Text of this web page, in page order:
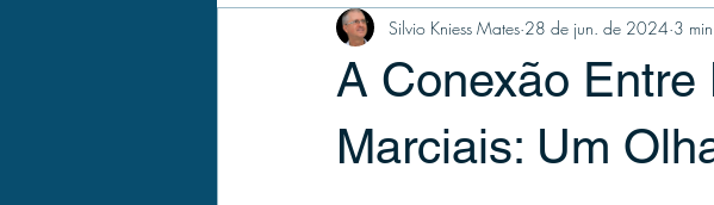
A Conexão
Marciais: Um
Silvio Kniess Mates 28 de jun. de 2024 3